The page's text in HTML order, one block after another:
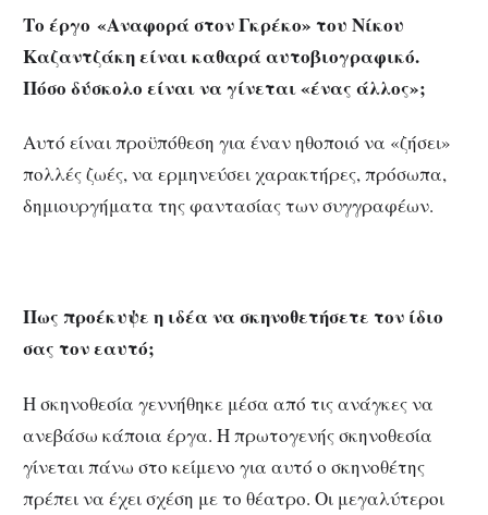
Το έργο «Αναφορά στον Γκρέκο» του Νίκου
Καζαντζάκη είναι καθαρά αυτοβιογραφικό.
Πόσο δύσκολο είναι να γίνεται «ένας άλλος»;
Αυτό είναι προϋπόθεση για έναν ηθοποιό να «ζήσει»
πολλές ζωές, να ερμηνεύσει χαρακτήρες, πρόσωπα,
δημιουργήματα της φαντασίας των συγγραφέων.
Πως προέκυψε η ιδέα να σκηνοθετήσετε τον ίδιο
σας τον εαυτό;
Η σκηνοθεσία γεννήθηκε μέσα από τις ανάγκες να
ανεβάσω κάποια έργα. Η πρωτογενής σκηνοθεσία
γίνεται πάνω στο κείμενο για αυτό ο σκηνοθέτης
πρέπει να έχει σχέση με το θέατρο. Οι μεγαλύτεροι